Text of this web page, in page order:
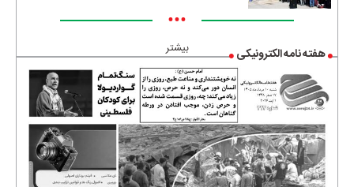
•••
بیشتر هفته نامه الکترونیکی